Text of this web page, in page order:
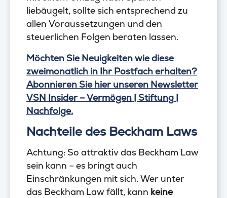
liebäugelt, sollte sich entsprechend zu
allen Voraussetzungen und den
steuerlichen Folgen beraten lassen.
Möchten Sie Neuigkeiten wie diese
zweimonatlich in Ihr Postfach erhalten?
Abonnieren Sie hier unseren Newsletter
VSN Insider – Vermögen | Stiftung |
Nachfolge.
Nachteile des Beckham Laws
Achtung: So attraktiv das Beckham Law
sein kann – es bringt auch
Einschränkungen mit sich. Wer unter
das Beckham Law fällt, kann keine